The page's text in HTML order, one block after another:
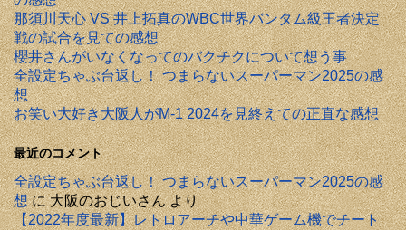
那須川天心 VS 井上拓真のWBC世界バンタム級王者決定
戦の試合を見ての感想
櫻井さんがいなくなってのバクチクについて想う事
全設定ちゃぶ台返し！ つまらないスーパーマン2025の感
想
お笑い大好き大阪人がM-1 2024を見終えての正直な感想
最近のコメント
全設定ちゃぶ台返し！ つまらないスーパーマン2025の感
想に大阪のおじいさんより
【2022年度最新】レトロアーチや中華ゲーム機でチート